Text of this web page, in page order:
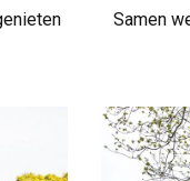
Samen